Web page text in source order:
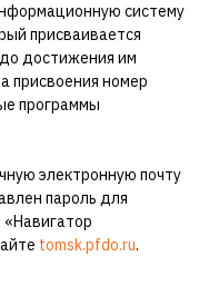
систему
присваивается
достижения им
присвоения номер
программы
электронную почту
пароль для
tomsk.pfdo.ru.